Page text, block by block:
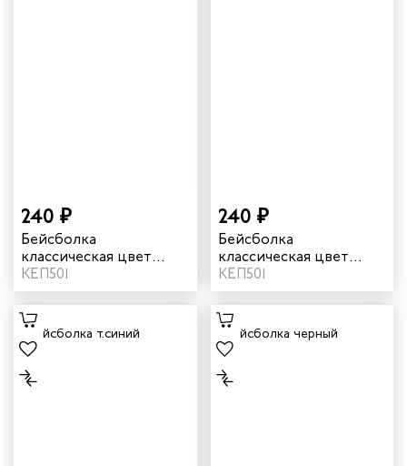
240 ₽
Бейсболка
классическая цвет
темно-серый
КЕП501
240 ₽
Бейсболка
классическая цвет
темно-зеленый
КЕП501